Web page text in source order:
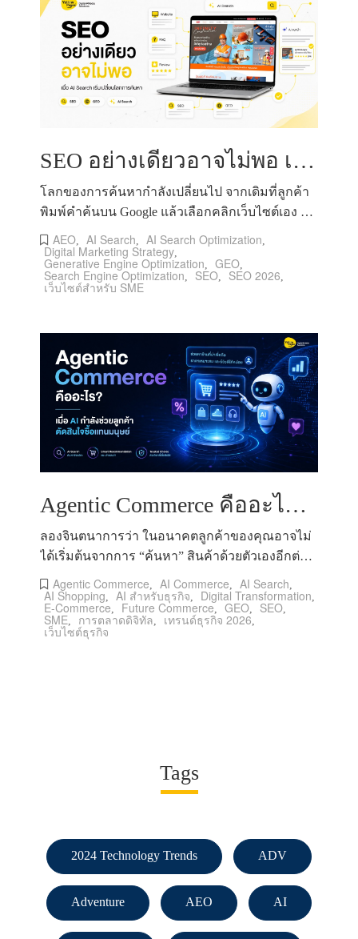
SEO อย่างเดียวอาจไม่พอ เมื่อ AI Search เริ่มเปลี่ยนโลกการค้นหา
โลกของการค้นหากำลังเปลี่ยนไป จากเดิมที่ลูกค้า
พิมพ์คำค้นบน Google แล้วเลือกคลิกเว็บไซต์เอง สู่
ยุคที่ลูกค้าเริ่มถาม AI
AEO AI Search AI Search Optimization
Digital Marketing Strategy
Generative Engine Optimization GEO
Search Engine Optimization SEO SEO 2026
เว็บไซต์สำหรับ SME
Agentic Commerce คืออะไร? เมื่อ AI กำลังช่วยลูกค้าตัดสินใจซื้อแทนมนุษย์
ลองจินตนาการว่า ในอนาคตลูกค้าของคุณอาจไม่
ได้เริ่มต้นจากการ “ค้นหา” สินค้าด้วยตัวเองอีกต่อ
ไป แต่เพียงพิมพ์คำสั่งสั้น ๆ
Agentic Commerce AI Commerce AI Search
AI Shopping AI สำหรับธุรกิจ Digital Transformation
E-Commerce Future Commerce GEO SEO
SME การตลาดดิจิทัล เทรนด์ธุรกิจ 2026
เว็บไซต์ธุรกิจ
Tags
2024 Technology Trends ADV
Adventure AEO AI